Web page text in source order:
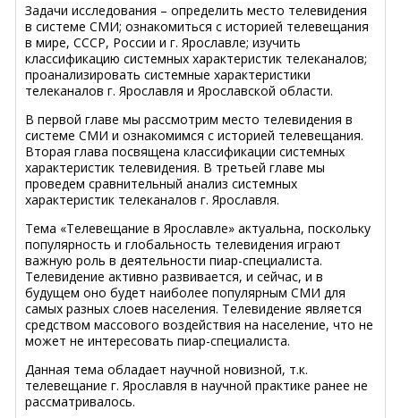
Задачи исследования – определить место телевидения
в системе СМИ; ознакомиться с историей телевещания
в мире, СССР, России и г. Ярославле; изучить
классификацию системных характеристик телеканалов;
проанализировать системные характеристики
телеканалов г. Ярославля и Ярославской области.
В первой главе мы рассмотрим место телевидения в
системе СМИ и ознакомимся с историей телевещания.
Вторая глава посвящена классификации системных
характеристик телевидения. В третьей главе мы
проведем сравнительный анализ системных
характеристик телеканалов г. Ярославля.
Тема «Телевещание в Ярославле» актуальна, поскольку
популярность и глобальность телевидения играют
важную роль в деятельности пиар-специалиста.
Телевидение активно развивается, и сейчас, и в
будущем оно будет наиболее популярным СМИ для
самых разных слоев населения. Телевидение является
средством массового воздействия на население, что не
может не интересовать пиар-специалиста.
Данная тема обладает научной новизной, т.к.
телевещание г. Ярославля в научной практике ранее не
рассматривалось.